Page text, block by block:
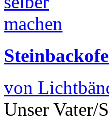
von
Unser Vater/